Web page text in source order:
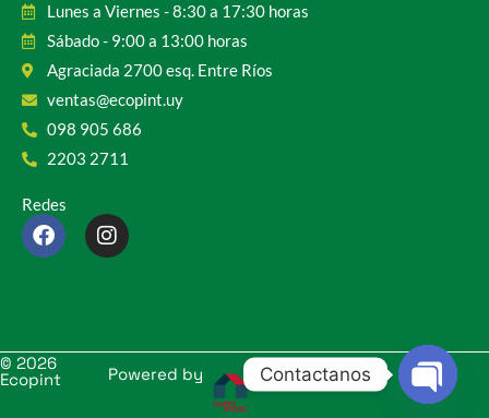
Lunes a Viernes - 8:30 a 17:30 horas
Sábado - 9:00 a 13:00 horas
Agraciada 2700 esq. Entre Ríos
ventas@ecopint.uy
098 905 686
2203 2711
Redes
F
a
o
k
I
n
r
a
© 2026
Ecopint Powered by Contactanos
OPEN